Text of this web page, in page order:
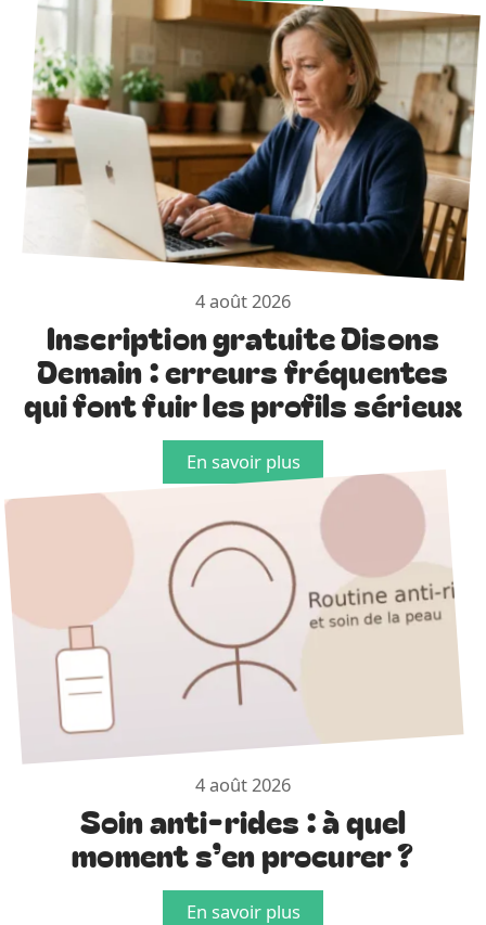
4 août 2026
Inscription gratuite Disons
Demain : erreurs fréquentes
qui font fuir les profils sérieux
En savoir plus
4 août 2026
Soin anti-rides : à quel
moment s’en procurer ?
En savoir plus